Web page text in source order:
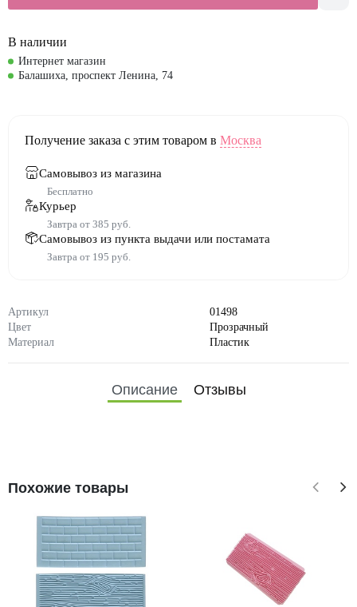
Артикул
01498
Цвет
Прозрачный
Материал
Пластик
В наличии
Интернет магазин
Балашиха, проспект Ленина, 74
Получение заказа с этим товаром в Москва
Самовывоз из магазина
Бесплатно
Курьер
Завтра от 385 руб.
Самовывоз из пункта выдачи или постамата
Завтра от 195 руб.
Описание Отзывы
Похожие товары